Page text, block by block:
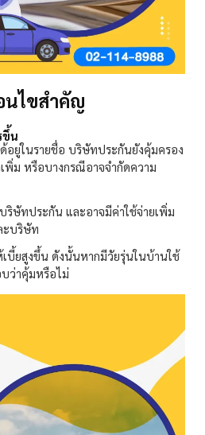
นไขสำคัญ
ขึ้น
อยู่ในรายชื่อ บริษัทประกันยังคุ้มครอง
พิ่ม หรือบางกรณีอาจจำกัดความ
ริษัทประกัน และอาจมีค่าใช้จ่ายเพิ่ม
ะบริษัท
บี้ยสูงขึ้น ดังนั้นหากมีวัยรุ่นในบ้านใช้
ว่าคุ้มหรือไม่